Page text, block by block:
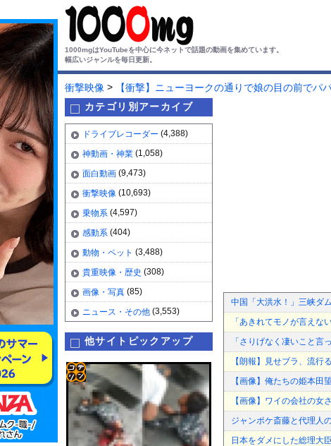
1000mgはYouTubeを中心に今ネットで話題の動画を集めています。
幅広いジャンルを毎日更新。
衝撃映像 >
【衝撃】ニューヨークの通りで娘の目の前でパ
カテゴリ別アーカイブ
ドライブレコーダー (4,388)
神動画・神業 (1,058)
面白動画 (9,473)
衝撃映像 (10,693)
乗物系 (4,597)
感動系 (404)
動物・ペット (3,488)
貴重映像・歴史 (308)
画像・写真 (85)
ニュース・その他 (3,553)
他サイトピックアップ
コテ
リン
- 固
中国「大洪水！」三峡ダ
「あきれてモノが言えな
「さりげなく凄いこと言
【朗報】見せブラ、流行る
【画像】俺たちの姫本
【画像】ワイの会社の女
ジャンポケ斎藤と代理人
日本をダメにした総理大